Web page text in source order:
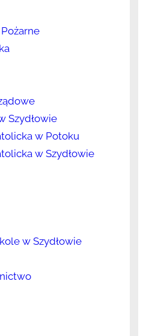
Szydłowie
w Potoku
w Szydłowie
w Szydłowie